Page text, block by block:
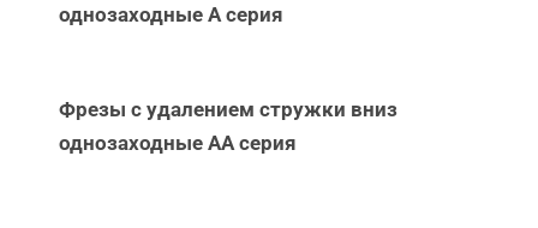
однозаходные А серия
Фрезы с удалением стружки вниз
однозаходные АА серия